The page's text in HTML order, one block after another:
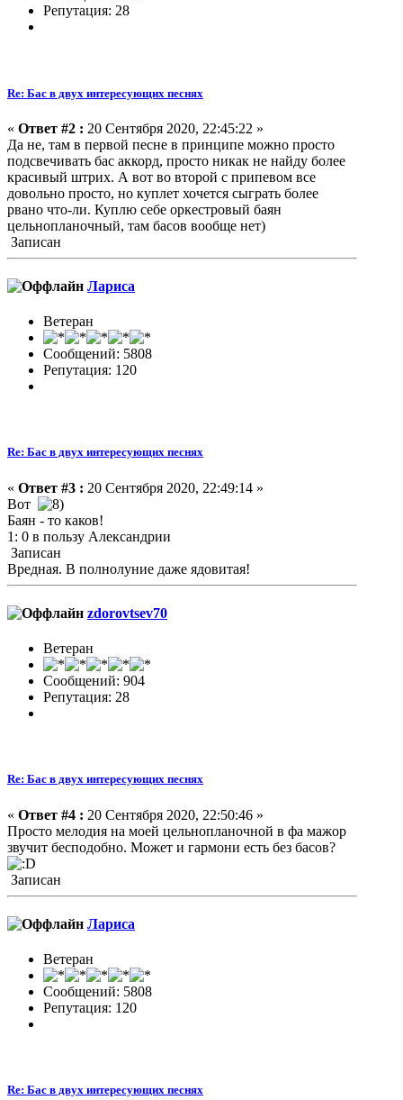
Репутация: 28
Re: Бас в двух интересующих песнях
« Ответ #2 : 20 Сентября 2020, 22:45:22 »
Да не, там в первой песне в принципе можно просто
подсвечивать бас аккорд, просто никак не найду более
красивый штрих. А вот во второй с припевом все
довольно просто, но куплет хочется сыграть более
рвано что-ли. Куплю себе оркестровый баян
цельнопланочный, там басов вообще нет)
Записан
Лариса
Ветеран
Сообщений: 5808
Репутация: 120
Re: Бас в двух интересующих песнях
« Ответ #3 : 20 Сентября 2020, 22:49:14 »
Вот
Баян - то каков!
1: 0 в пользу Александрии
Записан
Вредная. В полнолуние даже ядовитая!
zdorovtsev70
Ветеран
Сообщений: 904
Репутация: 28
Re: Бас в двух интересующих песнях
« Ответ #4 : 20 Сентября 2020, 22:50:46 »
Просто мелодия на моей цельнопланочной в фа мажор
звучит бесподобно. Может и гармони есть без басов?
Записан
Лариса
Ветеран
Сообщений: 5808
Репутация: 120
Re: Бас в двух интересующих песнях